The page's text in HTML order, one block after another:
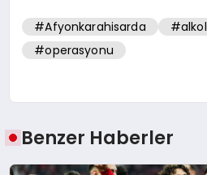
#Afyonkarahisarda #alkol
#operasyonu
Benzer Haberler